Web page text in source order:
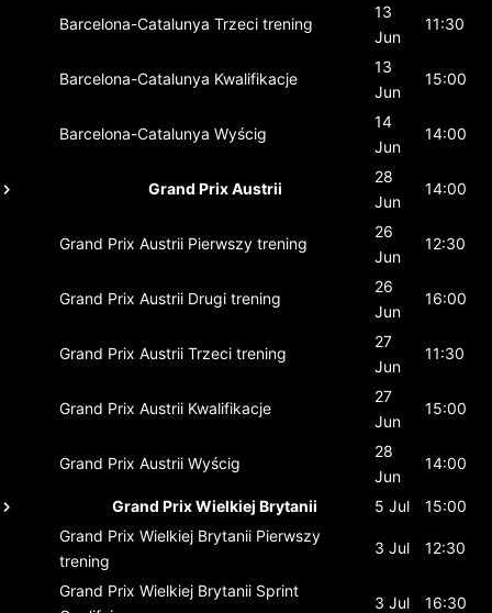
Barcelona-Catalunya Trzeci trening
13
Jun
11:30
Barcelona-Catalunya Kwalifikacje
13
Jun
15:00
Barcelona-Catalunya Wyścig
14
Jun
14:00
Grand Prix Austrii
28
Jun
14:00
Grand Prix Austrii Pierwszy trening
26
Jun
12:30
Grand Prix Austrii Drugi trening
26
Jun
16:00
Grand Prix Austrii Trzeci trening
27
Jun
11:30
Grand Prix Austrii Kwalifikacje
27
Jun
15:00
Grand Prix Austrii Wyścig
28
Jun
14:00
Grand Prix Wielkiej Brytanii 5 Jul
15:00
Grand Prix Wielkiej Brytanii Pierwszy
trening
3 Jul 12:30
Grand Prix Wielkiej Brytanii Sprint
3 Jul 16:30